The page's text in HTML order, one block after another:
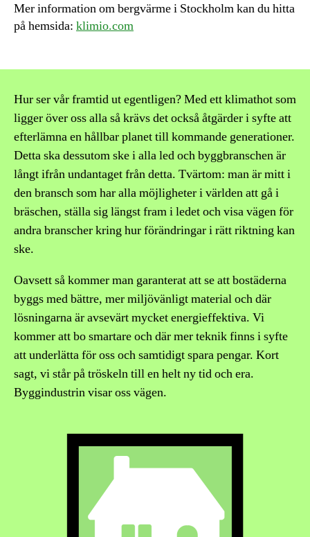
Mer information om bergvärme i Stockholm kan du hitta
på hemsida: klimio.com
Hur ser vår framtid ut egentligen? Med ett klimathot som
ligger över oss alla så krävs det också åtgärder i syfte att
efterlämna en hållbar planet till kommande generationer.
Detta ska dessutom ske i alla led och byggbranschen är
långt ifrån undantaget från detta. Tvärtom: man är mitt i
den bransch som har alla möjligheter i världen att gå i
bräschen, ställa sig längst fram i ledet och visa vägen för
andra branscher kring hur förändringar i rätt riktning kan
ske.
Oavsett så kommer man garanterat att se att bostäderna
byggs med bättre, mer miljövänligt material och där
lösningarna är avsevärt mycket energieffektiva. Vi
kommer att bo smartare och där mer teknik finns i syfte
att underlätta för oss och samtidigt spara pengar. Kort
sagt, vi står på tröskeln till en helt ny tid och era.
Byggindustrin visar oss vägen.